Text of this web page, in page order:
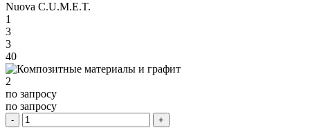
Nuova C.U.M.E.T.
1
3
3
40
2
по запросу
по запросу
- +